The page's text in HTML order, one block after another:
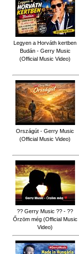
Legyen a Horváth kertben
Budán - Gerry Music
(Official Music Video)
Országút - Gerry Music
(Official Music Video)
?? Gerry Music ?? - ??
Őrzöm még (Official Music
Video)